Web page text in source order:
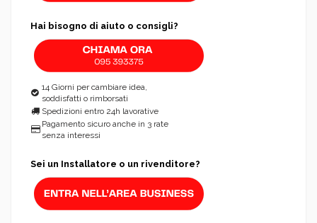
Hai bisogno di aiuto o consigli?
14 Giorni per cambiare idea,
soddisfatti o rimborsati
Spedizioni entro 24h lavorative
Pagamento sicuro anche in 3 rate
senza interessi
Sei un Installatore o un rivenditore?